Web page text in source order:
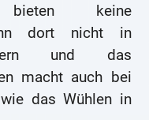
bieten keine
dort nicht in
und das
macht auch bei
das Wühlen in